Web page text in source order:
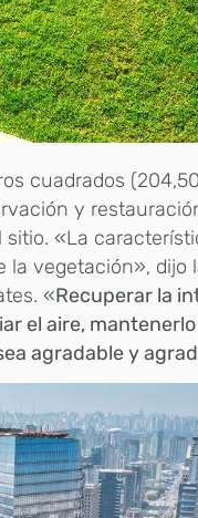
cuadrados
y
«La
la vegetación», dijo
«Recuperar la
el aire,
agradable y